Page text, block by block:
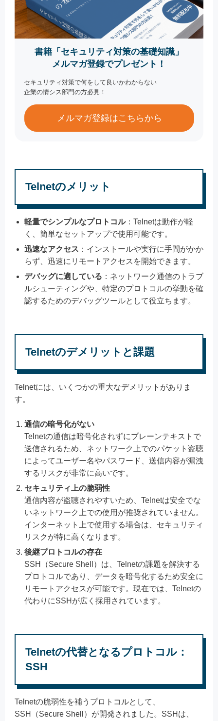
書籍「セキュリティ対策の基礎知識」
メルマガ登録でプレゼント！
セキュリティ対策で何をして良いかわからない
企業の情シス部門の方必見！
メルマガ登録はこちらから
Telnetのメリット
軽量でシンプルなプロトコル：Telnetは動作が軽
く、簡単なセットアップで使用可能です。
迅速なアクセス ：インストールや実行に手間がかか
らず、迅速にリモートアクセスを開始できます。
デバッグに適している ：ネットワーク通信のトラブ
ルシューティングや、特定のプロトコルの挙動を確
認するためのデバッグツールとして役立ちます。
Telnetのデメリットと課題
Telnetには、いくつかの重大なデメリットがありま
す。
通信の暗号化がない
Telnetの通信は暗号化されずにプレーンテキストで
送信されるため、ネットワーク上でのパケット盗聴
によってユーザー名やパスワード、送信内容が漏洩
するリスクが非常に高いです。
セキュリティ上の脆弱性
通信内容が盗聴されやすいため、Telnetは安全でな
いネットワーク上での使用が推奨されていません。
インターネット上で使用する場合は、セキュリティ
リスクが特に高くなります。
後継プロトコルの存在
SSH（Secure Shell）は、Telnetの課題を解決する
プロトコルであり、データを暗号化するため安全に
リモートアクセスが可能です。現在では、Telnetの
代わりにSSHが広く採用されています。
Telnetの代替となるプロトコル：
SSH
Telnetの脆弱性を補うプロトコルとして、
SSH（Secure Shell）が開発されました。SSHは、